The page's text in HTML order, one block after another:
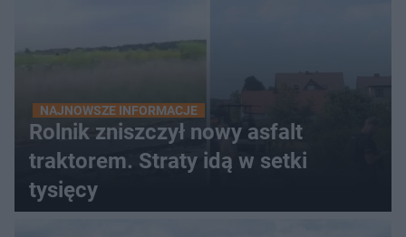
NAJNOWSZE INFORMACJE
Rolnik zniszczył nowy asfalt
traktorem. Straty idą w setki
tysięcy